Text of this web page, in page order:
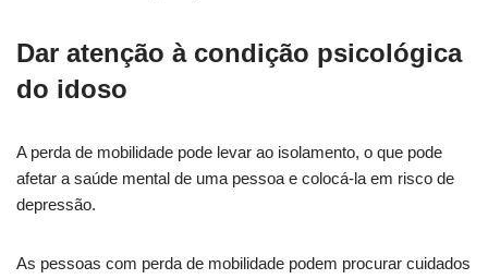
Dar atenção à condição psicológica
do idoso
A perda de mobilidade pode levar ao isolamento, o que pode
afetar a saúde mental de uma pessoa e colocá-la em risco de
depressão.
As pessoas com perda de mobilidade podem procurar cuidados